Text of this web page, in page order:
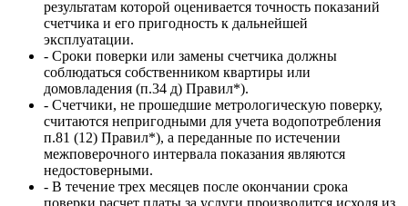
результатам которой оценивается точность показаний
счетчика и его пригодность к дальнейшей
эксплуатации.
- Сроки поверки или замены счетчика должны
соблюдаться собственником квартиры или
домовладения (п.34 д) Правил*).
- Счетчики, не прошедшие метрологическую поверку,
считаются непригодными для учета водопотребления
п.81 (12) Правил*), а переданные по истечении
межповерочного интервала показания являются
недостоверными.
- В течение трех месяцев после окончании срока
поверки расчет платы за услуги производится исходя из